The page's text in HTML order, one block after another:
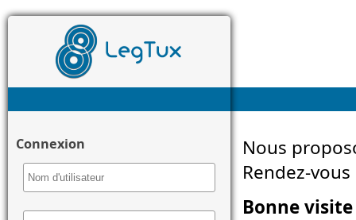
Connexion
Nous
Rendez-
Bonne visite